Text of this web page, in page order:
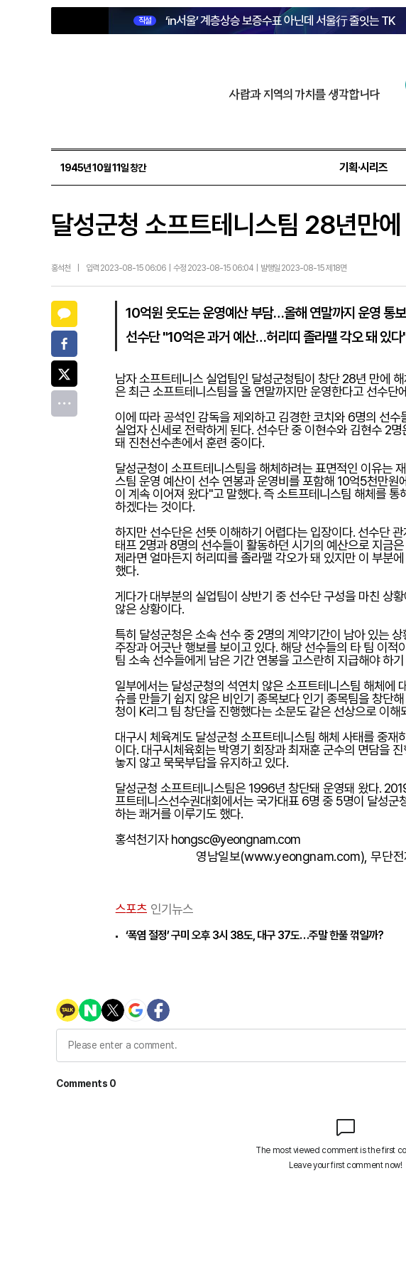
직설 ‘in서울’ 계층상승 보증수표 아닌데 서울行 줄잇는 TK
사람과 지역의 가치를 생각합니다
1945년 10월 11일 창간 기획·시리즈
달성군청 소프트테니스팀 28년만에
홍석천 입력 2023-08-15 06:06 | 수정 2023-08-15 06:04 | 발행일 2023-08-15 제18면
10억원 웃도는 운영예산 부담…올해 연말까지 운영 통보
선수단 "10억은 과거 예산…허리띠 졸라맬 각오 돼 있
남자 소프트테니스 실업팀인 달성군청팀이 창단 28년 만에
은 최근 소프트테니스팀을 올 연말까지만 운영한다고 선수단
이에 따라 공석인 감독을 제외하고 김경한 코치와 6명의 선
실업자 신세로 전락하게 된다. 선수단 중 이현수와 김현수 2
돼 진천선수촌에서 훈련 중이다.
달성군청이 소프트테니스팀을 해체하려는 표면적인 이유는
스팀 운영 예산이 선수 연봉과 운영비를 포함해 10억5천만원
이 계속 이어져 왔다"고 말했다. 즉 소트프테니스팀 해체를
하겠다는 것이다.
하지만 선수단은 선뜻 이해하기 어렵다는 입장이다. 선수단
태프 2명과 8명의 선수들이 활동하던 시기의 예산으로 지금
제라면 얼마든지 허리띠를 졸라맬 각오가 돼 있지만 이 부분
했다.
게다가 대부분의 실업팀이 상반기 중 선수단 구성을 마친 상
않은 상황이다.
특히 달성군청은 소속 선수 중 2명의 계약기간이 남아 있는
주장과 어긋난 행보를 보이고 있다. 해당 선수들의 타 팀 이
팀 소속 선수들에게 남은 기간 연봉을 고스란히 지급해야 하
일부에서는 달성군청의 석연치 않은 소프트테니스팀 해체에
슈를 만들기 쉽지 않은 비인기 종목보다 인기 종목팀을 창단
청이 K리그 팀 창단을 진행했다는 소문도 같은 선상으로 이해
대구시 체육계도 달성군청 소프트테니스팀 해체 사태를 중재
이다. 대구시체육회는 박영기 회장과 최재훈 군수의 면담을
놓지 않고 묵묵부답을 유지하고 있다.
달성군청 소프트테니스팀은 1996년 창단돼 운영돼 왔다.
프트테니스선수권대회에서는 국가대표 6명 중 5명이 달성군
하는 쾌거를 이루기도 했다.
홍석천기자 hongsc@yeongnam.com
영남일보(www.yeongnam.com), 무단전
스포츠 인기뉴스
‘폭염 절정’ 구미 오후 3시 38도, 대구 37도…주말 한풀 꺾일까?